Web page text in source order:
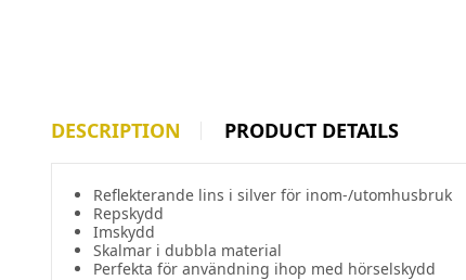
DESCRIPTION PRODUCT DETAILS
Reflekterande lins i silver för inom-/utomhusbruk
Repskydd
Imskydd
Skalmar i dubbla material
Perfekta för användning ihop med hörselskydd